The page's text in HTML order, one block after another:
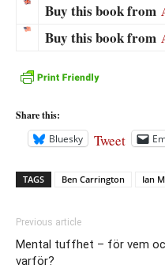
Buy this book from
Buy this book from
Share this:
Bluesky
Tweet
TAGS Ben Carrington Ian
Previous article
Mental tuffhet – för vem
varför?